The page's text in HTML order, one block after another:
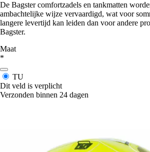
De Bagster comfortzadels en tankmatten
ambachtelijke wijze vervaardigd, wat voor
langere levertijd kan leiden dan voor andere
Bagster.
Maat
*
TU
Dit veld is verplicht
Verzonden binnen 24 dagen